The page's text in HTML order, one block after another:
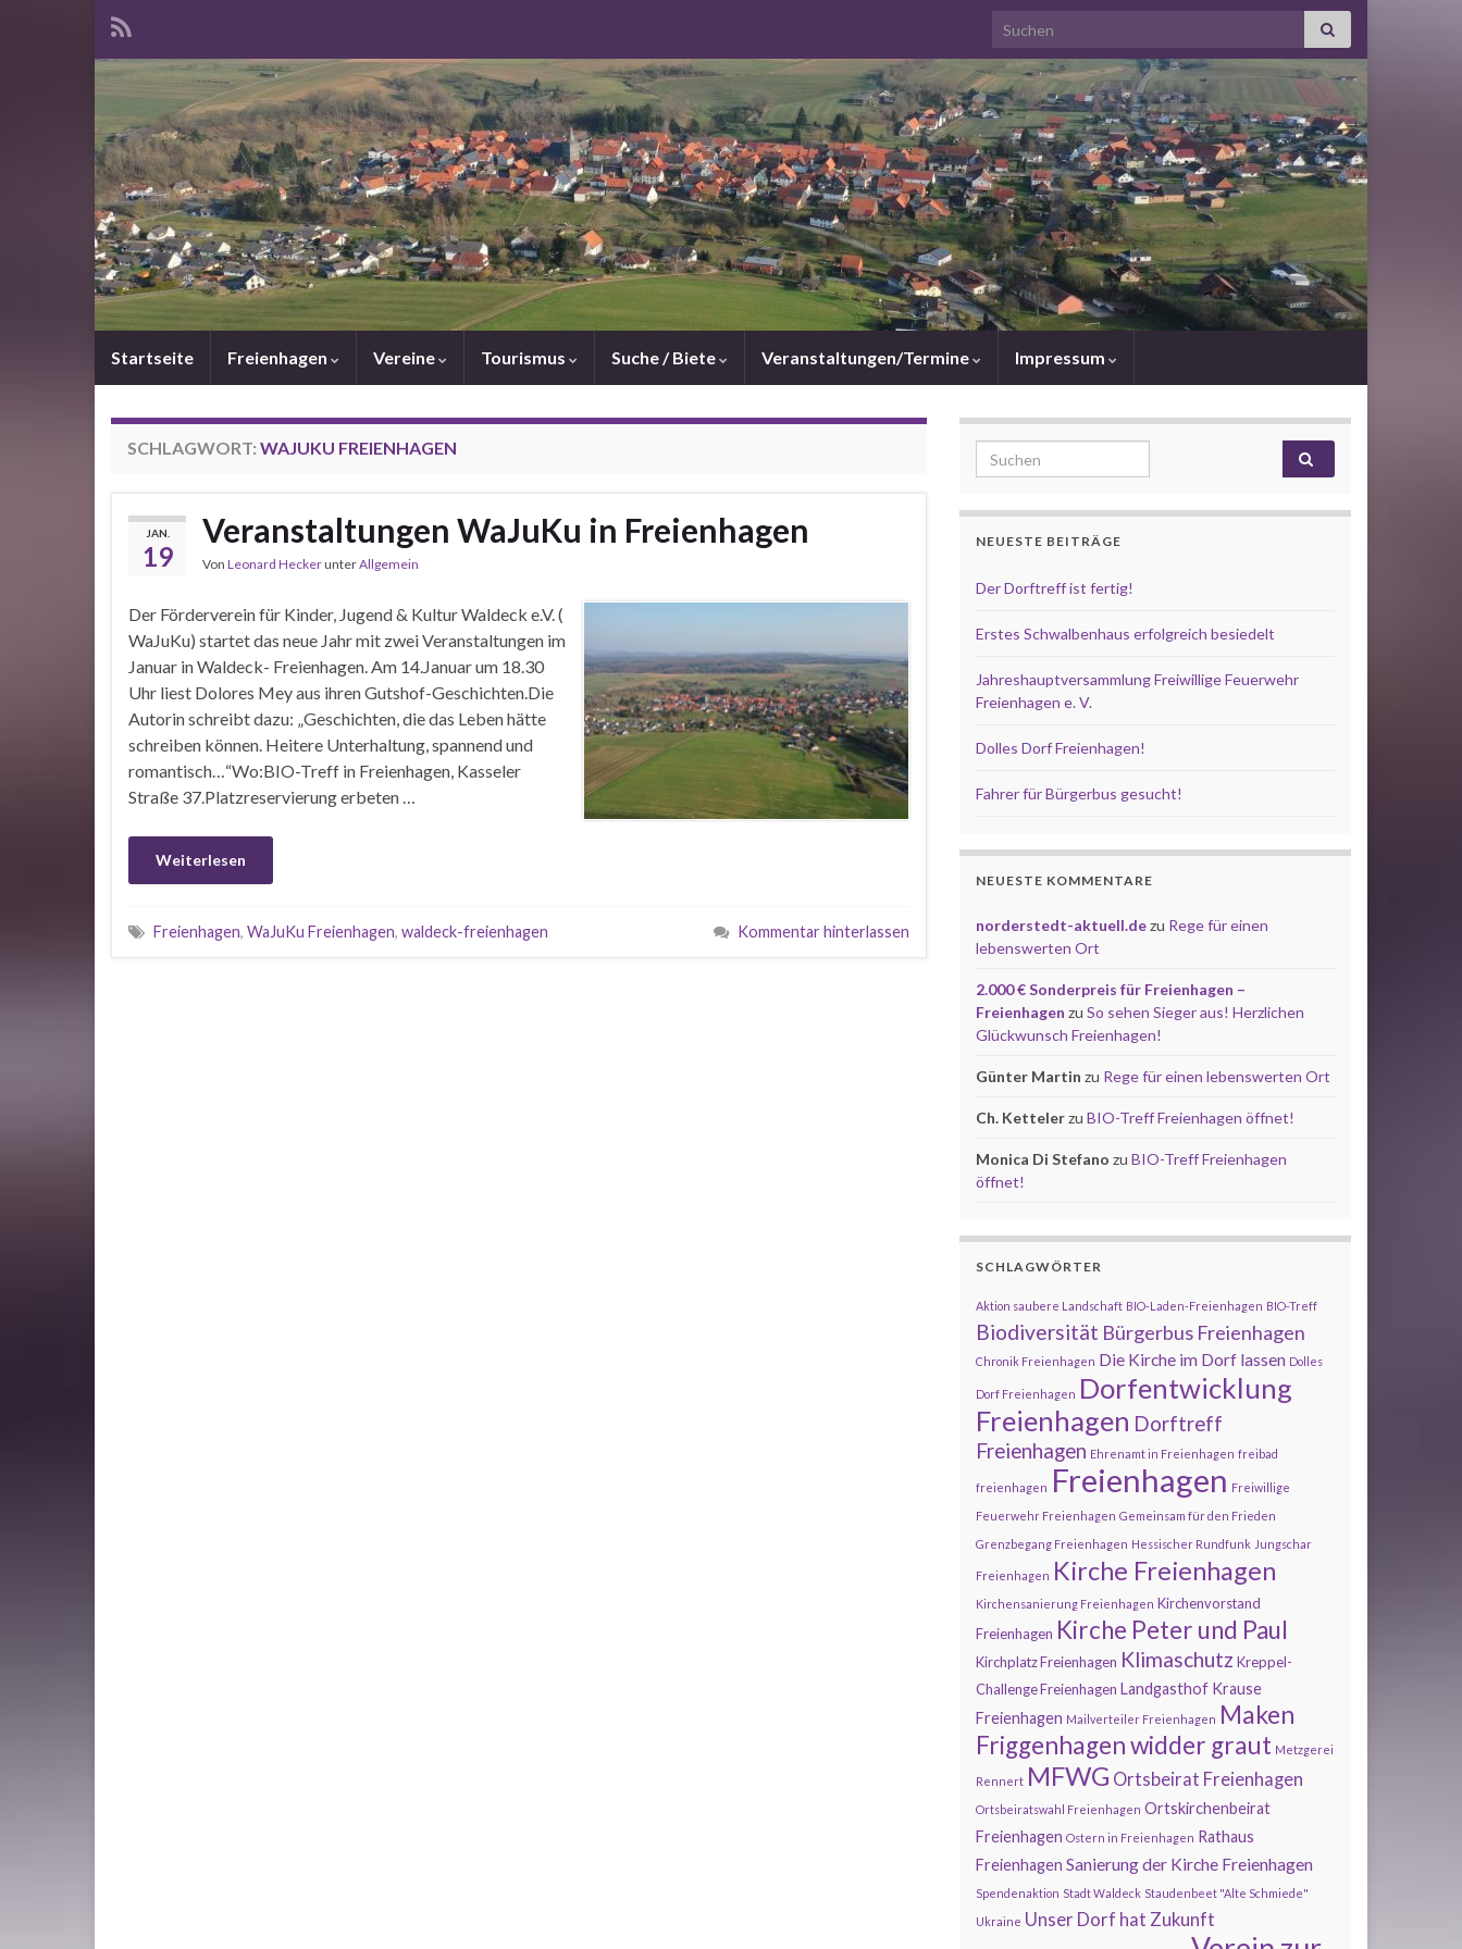
Search for:
Startseite Freienhagen Vereine Tourismus Suche / Biete Veranstaltungen/Termine Impressum
SCHLAGWORT: WAJUKU FREIENHAGEN
JAN.
19
Veranstaltungen WaJuKu in Freienhagen
Von Leonard HeckerunterAllgemein
Der Förderverein für Kinder, Jugend & Kultur Waldeck e.V. (
WaJuKu) startet das neue Jahr mit zwei Veranstaltungen im
Januar in Waldeck- Freienhagen. Am 14.Januar um 18.30
Uhr liest Dolores Mey aus ihren Gutshof-Geschichten.Die
Autorin schreibt dazu: „Geschichten, die das Leben hätte
schreiben können. Heitere Unterhaltung, spannend und
romantisch…“Wo:BIO-Treff in Freienhagen, Kasseler
Straße 37.Platzreservierung erbeten …
Weiterlesen
Freienhagen, WaJuKu Freienhagen, waldeck-freienhagen Kommentar hinterlassen
Search for:
NEUESTE BEITRÄGE
Der Dorftreff ist fertig!
Erstes Schwalbenhaus erfolgreich besiedelt
Jahreshauptversammlung Freiwillige Feuerwehr
Freienhagen e. V.
Dolles Dorf Freienhagen!
Fahrer für Bürgerbus gesucht!
NEUESTE KOMMENTARE
norderstedt-aktuell.dezu Rege für einen
lebenswerten Ort
2.000 € Sonderpreis für Freienhagen –
Freienhagen zu So sehen Sieger aus! Herzlichen
Glückwunsch Freienhagen!
Günter Martin zu Rege für einen lebenswerten Ort
Ch. Kettelerzu BIO-Treff Freienhagen öffnet!
Monica Di Stefano zu BIO-Treff Freienhagen
öffnet!
SCHLAGWÖRTER
Aktion saubere Landschaft BIO-Laden-Freienhagen BIO-Treff
Biodiversität Bürgerbus Freienhagen
Chronik Freienhagen Die Kirche im Dorf lassen Dolles
Dorf Freienhagen Dorfentwicklung
Freienhagen Dorftreff
Freienhagen Ehrenamt in Freienhagen freibad
freienhagen Freienhagen Freiwillige
Feuerwehr Freienhagen Gemeinsam für den Frieden
Grenzbegang Freienhagen Hessischer Rundfunk Jungschar
Freienhagen Kirche Freienhagen
Kirchensanierung Freienhagen Kirchenvorstand
Freienhagen Kirche Peter und Paul
Kirchplatz Freienhagen Klimaschutz Kreppel-
Challenge Freienhagen Landgasthof Krause
Freienhagen Mailverteiler Freienhagen Maken
Friggenhagen widder graut Metzgerei
Rennert MFWG Ortsbeirat Freienhagen
Ortsbeiratswahl Freienhagen Ortskirchenbeirat
Freienhagen Ostern in Freienhagen Rathaus
Freienhagen Sanierung der Kirche Freienhagen
Spendenaktion Stadt Waldeck Staudenbeet "Alte Schmiede"
Ukraine Unser Dorf hat Zukunft